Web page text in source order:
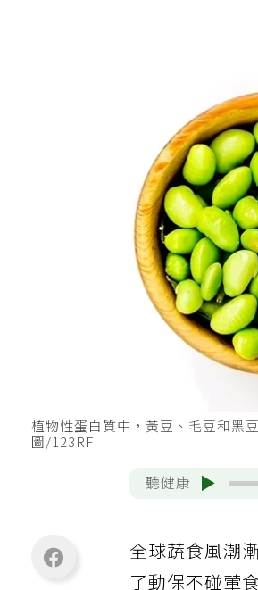
植物性蛋白質中，黃豆、毛豆和黑
圖/123RF
聽健康
全球蔬食風潮